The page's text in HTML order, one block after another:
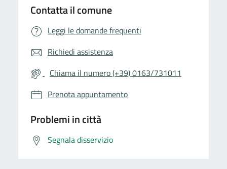
Contatta il comune
Leggi le domande frequenti
Richiedi assistenza
Chiama il numero (+39) 0163/731011
Prenota appuntamento
Problemi in città
Segnala disservizio